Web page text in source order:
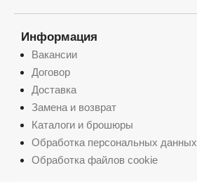
Информация
Вакансии
Договор
Доставка
Замена и возврат
Каталоги и брошюры
Обработка персональных данных
Обработка файлов cookie